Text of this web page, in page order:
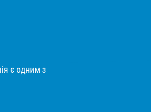
є одним з